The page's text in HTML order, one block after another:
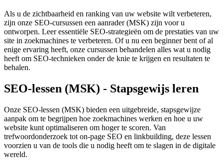
Als u de zichtbaarheid en ranking van uw website wilt verbeteren,
zijn onze SEO-cursussen een aanrader (MSK) zijn voor u
ontworpen. Leer essentiële SEO-strategieën om de prestaties van uw
site in zoekmachines te verbeteren. Of u nu een beginner bent of al
enige ervaring heeft, onze cursussen behandelen alles wat u nodig
heeft om SEO-technieken onder de knie te krijgen en resultaten te
behalen.
SEO-lessen (MSK) - Stapsgewijs leren
Onze SEO-lessen (MSK) bieden een uitgebreide, stapsgewijze
aanpak om te begrijpen hoe zoekmachines werken en hoe u uw
website kunt optimaliseren om hoger te scoren. Van
trefwoordonderzoek tot on-page SEO en linkbuilding, deze lessen
voorzien u van de tools die u nodig heeft om te slagen in de digitale
wereld.